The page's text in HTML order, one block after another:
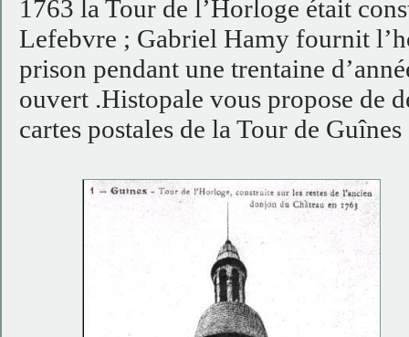
1763 la Tour de l’Horloge était
Lefebvre ; Gabriel Hamy fournit
prison pendant une trentaine
ouvert .Histopale vous propose de
cartes postales de la Tour de Guînes